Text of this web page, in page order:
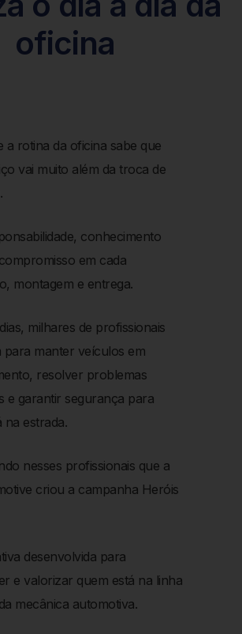
oficina
a rotina da oficina sabe que
vai muito além da troca de
conhecimento
em cada
montagem e entrega.
milhares de profissionais
para manter veículos em
resolver problemas
e garantir segurança para
na estrada.
nesses profissionais que a
criou a campanha Heróis
desenvolvida para
e valorizar quem está na linha
mecânica automotiva.